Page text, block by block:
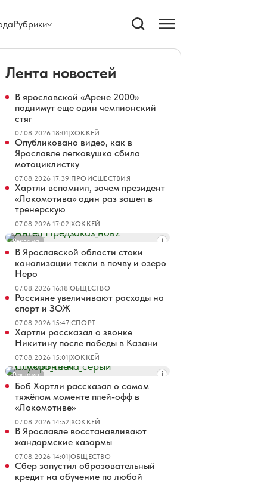
Рубрики
Лента новостей
В ярославской «Арене 2000»
поднимут еще один чемпионский
стяг
07.08.2026 18:01|ХОККЕЙ
Опубликовано видео, как в
Ярославле легковушка сбила
мотоциклистку
07.08.2026 17:39|ПРОИСШЕСТВИЯ
Хартли вспомнил, зачем президент
«Локомотива» один раз зашел в
тренерскую
07.08.2026 17:02|ХОККЕЙ
Реклама
В Ярославской области стоки
канализации текли в почву и озеро
Неро
07.08.2026 16:18|ОБЩЕСТВО
Россияне увеличивают расходы на
спорт и ЗОЖ
07.08.2026 15:47|СПОРТ
Хартли рассказал о звонке
Никитину после победы в Казани
07.08.2026 15:01|ХОККЕЙ
Реклама
Боб Хартли рассказал о самом
тяжёлом моменте плей-офф в
«Локомотиве»
07.08.2026 14:52|ХОККЕЙ
В Ярославле восстанавливают
жандармские казармы
07.08.2026 14:01|ОБЩЕСТВО
Сбер запустил образовательный
кредит на обучение по любой